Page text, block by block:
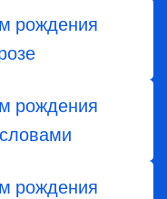
рождения
рождения
рождения